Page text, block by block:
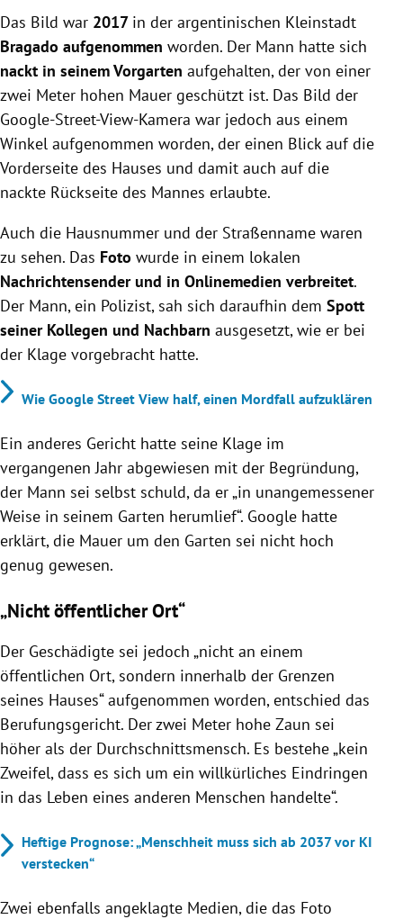
Das Bild war 2017 in der argentinischen Kleinstadt
Bragado aufgenommen worden. Der Mann hatte sich
nackt in seinem Vorgarten aufgehalten, der von einer
zwei Meter hohen Mauer geschützt ist. Das Bild der
Google-Street-View-Kamera war jedoch aus einem
Winkel aufgenommen worden, der einen Blick auf die
Vorderseite des Hauses und damit auch auf die
nackte Rückseite des Mannes erlaubte.
Auch die Hausnummer und der Straßenname waren
zu sehen. Das Foto wurde in einem lokalen
Nachrichtensender und in Onlinemedien verbreitet.
Der Mann, ein Polizist, sah sich daraufhin dem Spott
seiner Kollegen und Nachbarn ausgesetzt, wie er bei
der Klage vorgebracht hatte.
Wie Google Street View half, einen Mordfall aufzuklären
Ein anderes Gericht hatte seine Klage im
vergangenen Jahr abgewiesen mit der Begründung,
der Mann sei selbst schuld, da er „in unangemessener
Weise in seinem Garten herumlief“. Google hatte
erklärt, die Mauer um den Garten sei nicht hoch
genug gewesen.
„Nicht öffentlicher Ort“
Der Geschädigte sei jedoch „nicht an einem
öffentlichen Ort, sondern innerhalb der Grenzen
seines Hauses“ aufgenommen worden, entschied das
Berufungsgericht. Der zwei Meter hohe Zaun sei
höher als der Durchschnittsmensch. Es bestehe „kein
Zweifel, dass es sich um ein willkürliches Eindringen
in das Leben eines anderen Menschen handelte“.
Heftige Prognose: „Menschheit muss sich ab 2037 vor KI
verstecken“
Zwei ebenfalls angeklagte Medien, die das Foto